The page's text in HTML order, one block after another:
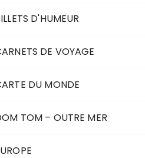
D'HUMEUR
DE VOYAGE
DU MONDE
TOM – OUTRE MER